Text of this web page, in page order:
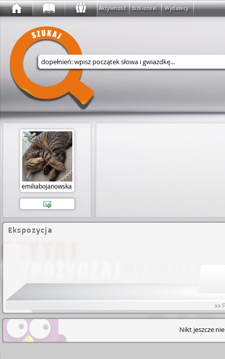
Aktywność Biblioteki Wydawcy
Wyszukaj w serwisie
emiliabojanowska
Ekspozycja
>>
Nikt jeszcze